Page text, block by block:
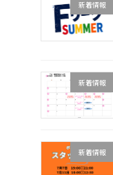
新着情報
新着情報
新着情報